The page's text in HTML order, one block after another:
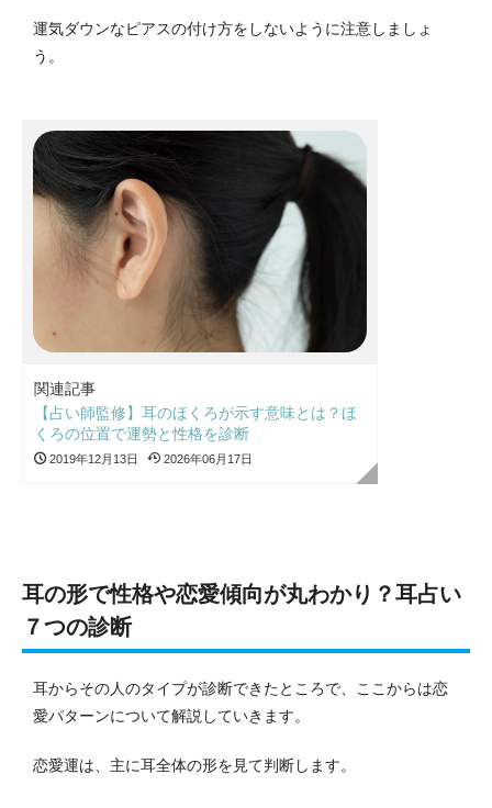
運気ダウンなピアスの付け方をしないように注意しましょ
う。
関連記事
【占い師監修】耳のほくろが示す意味とは？ほ
くろの位置で運勢と性格を診断
2019年12月13日 2026年06月17日
耳の形で性格や恋愛傾向が丸わかり？耳占い
７つの診断
耳からその人のタイプが診断できたところで、ここからは恋
愛パターンについて解説していきます。
恋愛運は、主に耳全体の形を見て判断します。